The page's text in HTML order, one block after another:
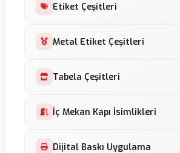
Etiket Çeşitleri
Leksan Etiket
Baskes Etiket
Şeffaf Etiket
Membran Tuş Takımı
Metal Etiket Çeşitleri
Metal Etiket
Serigrafi Etiket
Alüminyum Etiket
Tabela Çeşitleri
Lightbox Tabela
İç Mekan Kapı İsimlikleri
Bombeli Kapı İsimlikleri
Dijital Baskı Uygulama